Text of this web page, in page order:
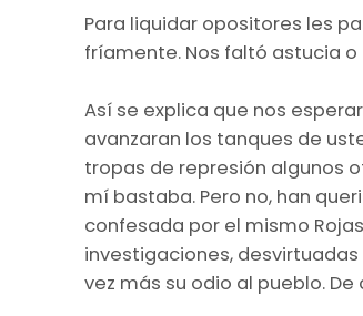
Para liquidar opositores les
fríamente. Nos faltó astucia
Así se explica que nos
avanzaran los tanques de
tropas de represión algunos
mí bastaba. Pero no, han
confesada por el mismo
investigaciones,
vez más su odio al pueblo.